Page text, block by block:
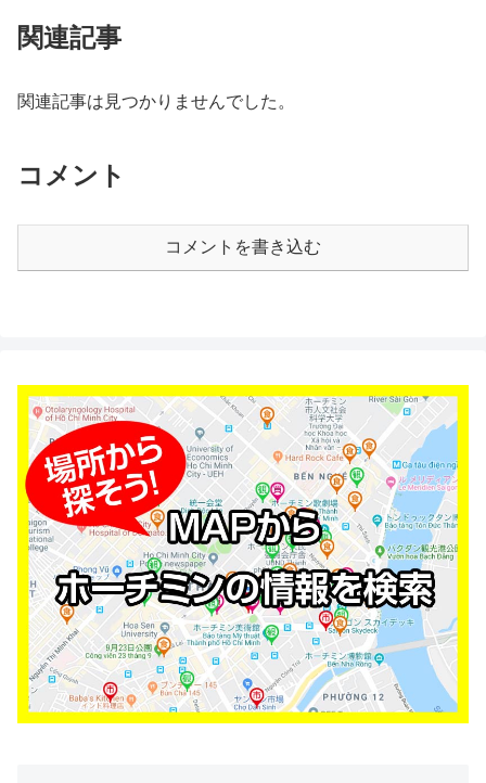
関連記事
関連記事は見つかりませんでした。
コメント
コメントを書き込む